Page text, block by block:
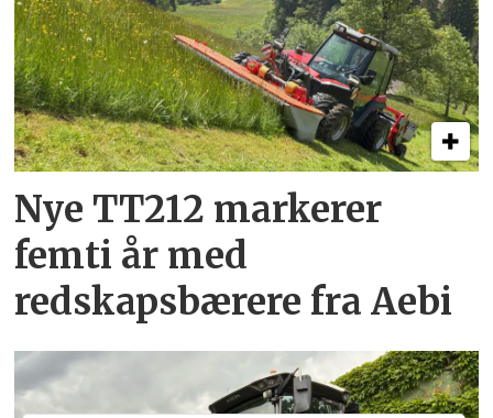
Nye TT212 markerer
femti år­ med
redskapsbærere fra Aebi